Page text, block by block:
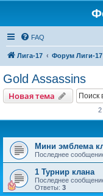
FAQ
Лига-17 Форум Лиги-17
Gold Assassins
Новая тема
2
Мини эмблема
Последнее
1 Турнир клана
Последнее
Ответы: 3